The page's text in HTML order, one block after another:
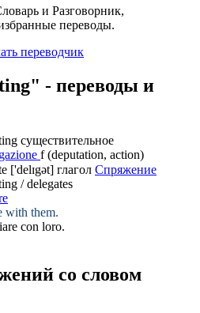
и Разговорник,
переводы.
- переводы и
существительное
f (deputation, action)
['delɪgət] глагол Спряжение
/ delegates
with them.
con loro.
со словом